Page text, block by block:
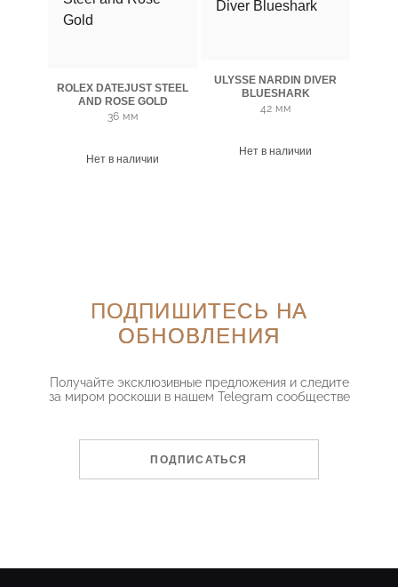
ROLEX DATEJUST STEEL
AND ROSE GOLD
36 мм
Нет в наличии
ULYSSE NARDIN DIVER
BLUESHARK
42 мм
Нет в наличии
ПОДПИШИТЕСЬ НА
ОБНОВЛЕНИЯ
Получайте эксклюзивные предложения и следите
за миром роскоши в нашем Telegram сообществе
ПОДПИСАТЬСЯ